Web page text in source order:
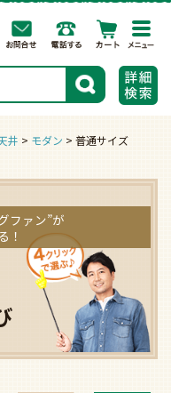
検索
井 モダン 普通サイズ
ファン”が
！